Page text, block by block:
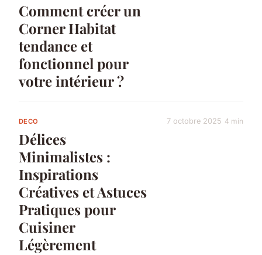
Comment créer un
Corner Habitat
tendance et
fonctionnel pour
votre intérieur ?
DECO
Délices
Minimalistes :
Inspirations
Créatives et Astuces
Pratiques pour
Cuisiner
Légèrement
7 octobre 2025 4 min